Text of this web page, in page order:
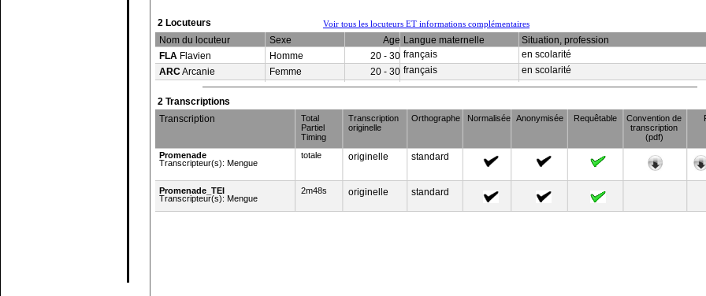
2 Locuteurs
Nom du locuteur
Sexe Age Langue maternelle
Situation, profession
FLA Flavien Homme 20 - 30 français
en scolarité
ARCArcanie Femme 20 - 30 français en scolarité
2 Transcriptions
Transcription
Total
Partiel
Timing
Transcription
originelle
Orthographe Normalisée Anonymisée Requêtable
Convention de
transcription
(pdf)
Promenade
Transcripteur(s): Mengue
totale originelle standard
Promenade_TEI
Transcripteur(s): Mengue
2m48s originelle standard
Voir tous les locuteurs ET informations complémentaires